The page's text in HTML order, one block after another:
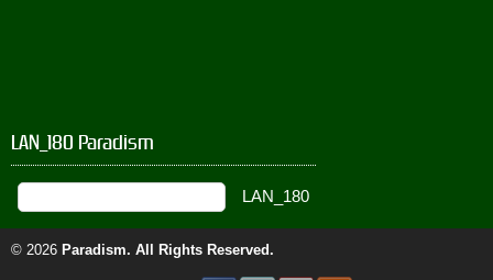
LAN_180 Paradism
© 2026 Paradism. All Rights Reserved.